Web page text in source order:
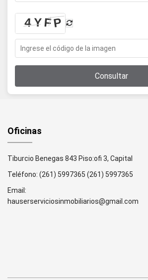
Consultar
Oficinas
Tiburcio Benegas 843 Piso:ofi 3, Capital
Teléfono: (261) 5997365 (261) 5997365
Email:
hauserserviciosinmobiliarios@gmail.com